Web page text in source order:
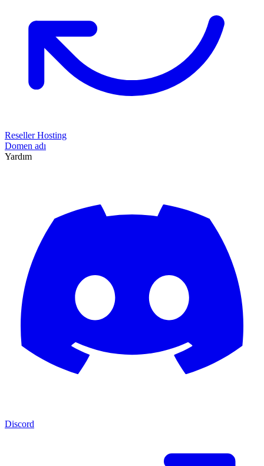
Reseller Hosting
Domen adı
Yardım
Discord